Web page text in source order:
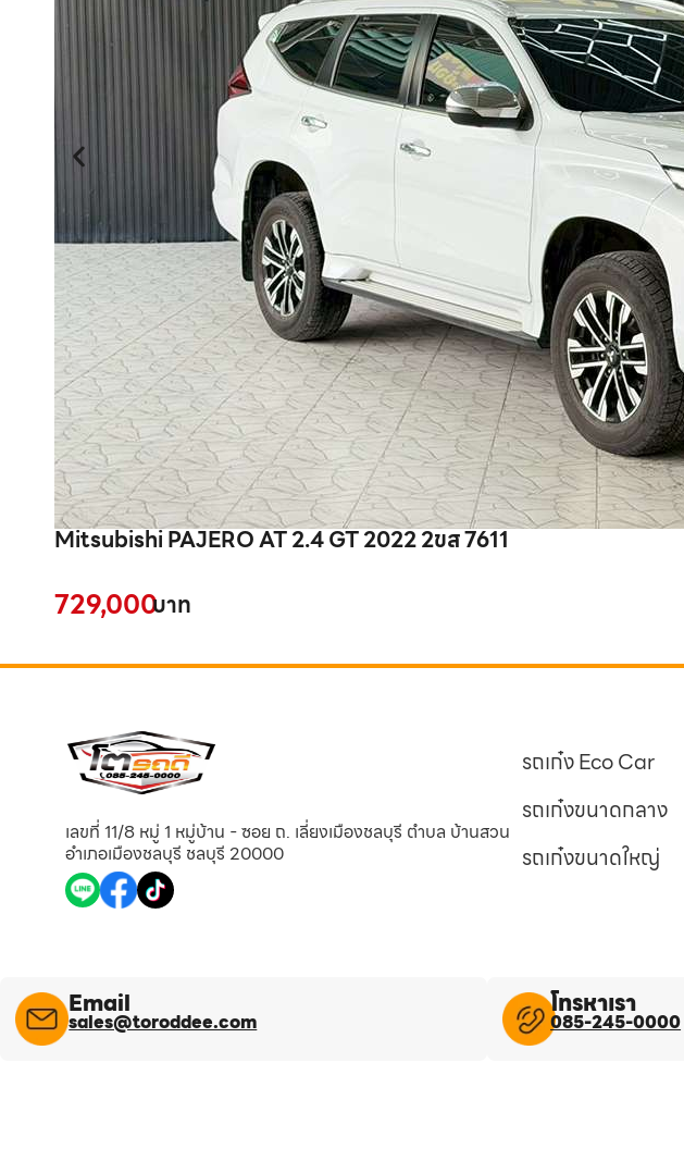
Mitsubishi PAJERO AT 2.4 GT 2022 2ขส 7611
729,000บาท
เลขที่ 11/8 หมู่ 1 หมู่บ้าน - ซอย ถ. เลี่ยงเมืองชลบุรี ตำบล บ้านสวน
อำเภอเมืองชลบุรี ชลบุรี 20000
รถเก๋ง Eco Car
รถเก๋งขนาดกลาง
รถเก๋งขนาดใหญ่
Email
sales@toroddee.com
โทรหาเรา
085-245-0000